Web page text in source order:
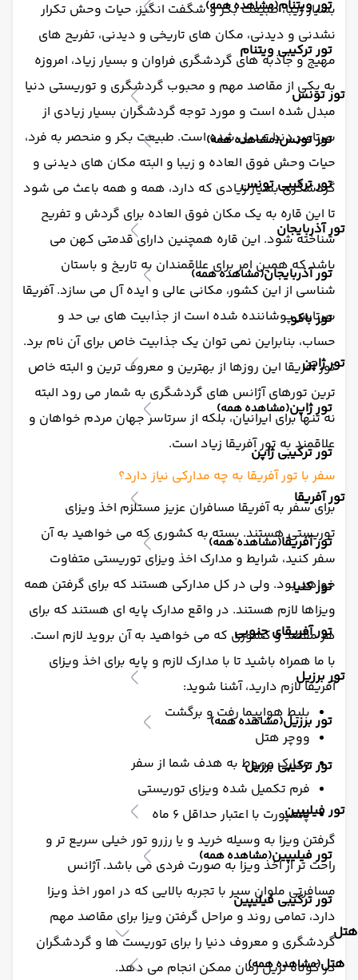
تور ویتنام(مشاهده همه)
تور ترکیبی ویتنام
تور تونس
تور تونس(مشاهده همه)
تور ترکیبی تونس
تور آذربایجان
تور آذربایجان(مشاهده همه)
تور باکو
تور ژاپن
تور ژاپن(مشاهده همه)
تور ترکیبی ژاپن
تور آفریقا
تور آفریقا(مشاهده همه)
تور کنیا
تور آفریقای جنوبی
تور برزیل
تور برزیل(مشاهده همه)
تور ترکیبی برزیل
تور فیلیپین
تور فیلیپین(مشاهده همه)
تور ترکیبی فیلیپین
هتل
هتل(مشاهده همه)
بسیار زیبا، طبیعت بکر و شگفت انگیز، حیات وحش تکرار
نشدنی و دیدنی، مکان های تاریخی و دیدنی، تفریح های
مهیج و جاذبه های گردشگری فراوان و بسیار زیاد، امروزه
به یکی از مقاصد مهم و محبوب گردشگری و توریستی دنیا
مبدل شده است و مورد توجه گردشگران بسیار زیادی از
سرتاسر دنیا تبدیل شده است. طبیعت بکر و منحصر به فرد،
حیات وحش فوق العاده و زیبا و البته مکان های دیدنی و
گردشگری بسیار زیادی که دارد، همه و همه باعث می شود
تا این قاره به یک مکان فوق العاده برای گردش و تفریح
شناخته شود. این قاره همچنین دارای قدمتی کهن می
باشد که همین امر برای علاقمندان به تاریخ و باستان
شناسی از این کشور، مکانی عالی و ایده آل می سازد. آفریقا
سرتاسر پوشاننده شده است از جذابیت های بی حد و
حساب، بنابراین نمی توان یک جذابیت خاص برای آن نام برد.
تور آفریقا این روزها از بهترین و معروف ترین و البته خاص
ترین تورهای آژانس های گردشگری به شمار می رود البته
نه تنها برای ایرانیان، بلکه از سرتاسر جهان مردم خواهان و
علاقمند به تور آفریقا زیاد است.
سفر با تور آفریقا به چه مدارکی نیاز دارد؟
برای سفر به آفریقا مسافران عزیز مستلزم اخذ ویزای
توریستی هستند. بسته به کشوری که می خواهید به آن
سفر کنید، شرایط و مدارک اخذ ویزای توریستی متفاوت
خواهد بود. ولی در کل مدارکی هستند که برای گرفتن همه
ویزاها لازم هستند. در واقع مدارک پایه ای هستند که برای
هر مقصد و کشوری که می خواهید به آن بروید لازم است.
با ما همراه باشید تا با مدارک لازم و پایه برای اخذ ویزای
آفریقا لازم دارید، آشنا شوید:
بلیط هواپیما رفت و برگشت
ووچر هتل
مدارک مربوط به هدف شما از سفر
فرم تکمیل شده ویزای توریستی
پاسپورت با اعتبار حداقل 6 ماه
گرفتن ویزا به وسیله خرید و یا رزرو تور خیلی سریع تر و
راحت تر از اخذ ویزا به صورت فردی می باشد. آژانس
مسافرتی ملوان سیر با تجربه بالایی که در امور اخذ ویزا
دارد، تمامی روند و مراحل گرفتن ویزا برای مقاصد مهم
گردشگری و معروف دنیا را برای توریست ها و گردشگران
در کوتاه ترین زمان ممکن انجام می دهد.